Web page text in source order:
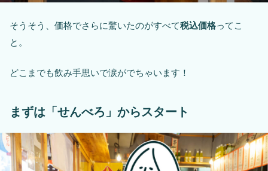
そうそう、価格でさらに驚いたのがすべて税込価格ってこ
と。
どこまでも飲み手思いで涙がでちゃいます！
まずは「せんべろ」からスタート